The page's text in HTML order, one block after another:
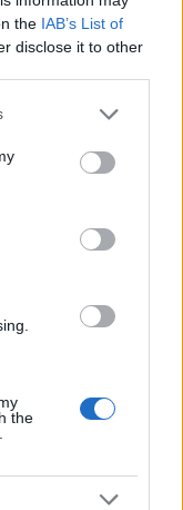
the IAB’s List of
disclose it to other
or more Google
You may click to
party tags to
in below Google
the
készült
Barbara
A miskolci
a Tháliába
a tavalyi
főszerepe
kipróbálhatta
el jól érezni
A lelkem csak
két előadás,
visszajelzéseit.
szerepeimet,
természetesen
megoldás ez a
is. Az
de egy szerep
és nem
is folyik, és